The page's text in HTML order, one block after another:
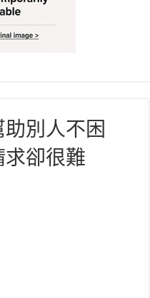
別人不困
求卻很難